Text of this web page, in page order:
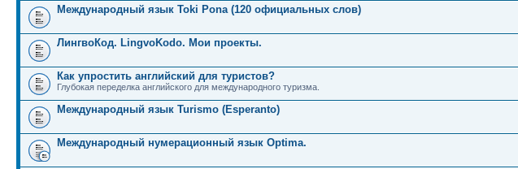
Международный язык Toki Pona (120 официальных слов)
ЛингвоКод. LingvoKodo. Мои проекты.
Как упростить английский для туристов?
Глубокая переделка английского для международного туризма.
Международный язык Turismo (Esperanto)
Международный нумерационный язык Optima.